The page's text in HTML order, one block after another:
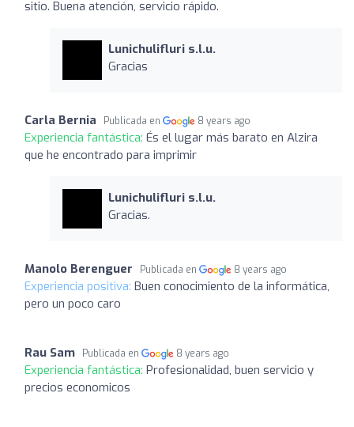
sitio. Buena atención, servicio rápido.
Lunichulifluri s.l.u.
Gracias
Carla Bernia Publicada en 8 years ago
Experiencia fantástica: És el lugar más barato en Alzira
que he encontrado para imprimir
Lunichulifluri s.l.u.
Gracias.
Manolo Berenguer Publicada en 8 years ago
Experiencia positiva: Buen conocimiento de la informática,
pero un poco caro
Rau Sam Publicada en 8 years ago
Experiencia fantástica: Profesionalidad, buen servicio y
precios economicos